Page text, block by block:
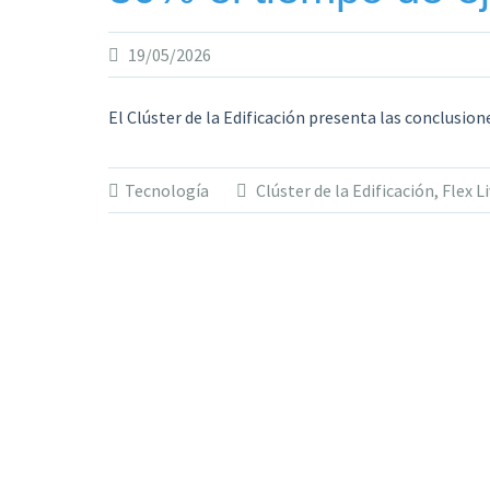
19/05/2026
El Clúster de la Edificación presenta las
Tecnología Clúster de la Edificación, Flex